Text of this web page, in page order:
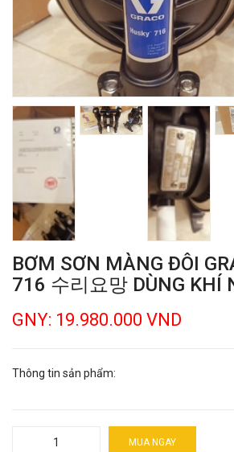
BƠM SƠN MÀNG ĐÔI
716 수리요망 DÙNG KHÍ
GNY: 19.980.000 VND
Thông tin sản phẩm:
MUA NGAY